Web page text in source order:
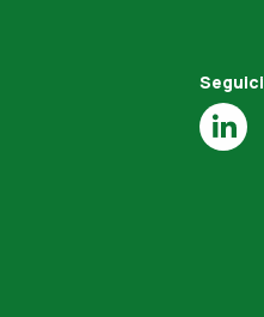
Seguici